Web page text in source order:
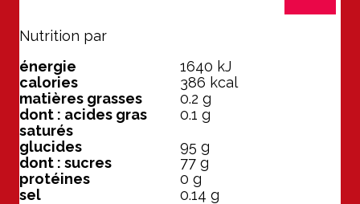
Nutrition par
énergie 1640 kJ
calories
386 kcal
matières grasses
0.2 g
dont : acides gras
saturés
0.1 g
glucides
95 g
dont : sucres
77 g
protéines
0 g
sel
0.14 g